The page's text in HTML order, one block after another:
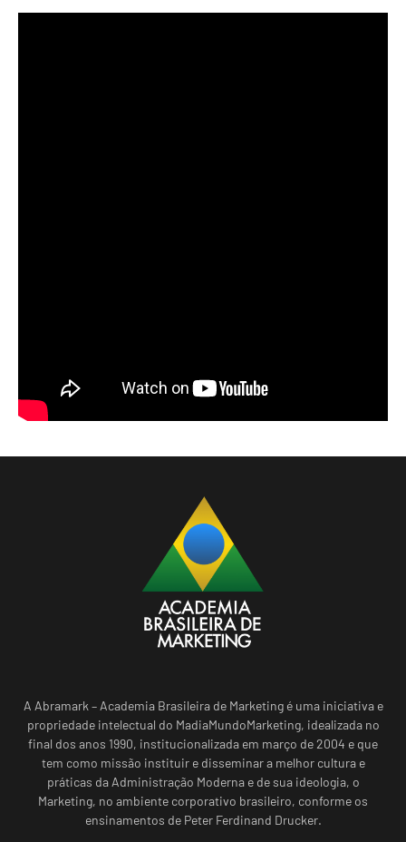
A Abramark – Academia Brasileira de Marketing é uma iniciativa e
propriedade intelectual do MadiaMundoMarketing, idealizada no
final dos anos 1990, institucionalizada em março de 2004 e que
tem como missão instituir e disseminar a melhor cultura e
práticas da Administração Moderna e de sua ideologia, o
Marketing, no ambiente corporativo brasileiro, conforme os
ensinamentos de Peter Ferdinand Drucker.